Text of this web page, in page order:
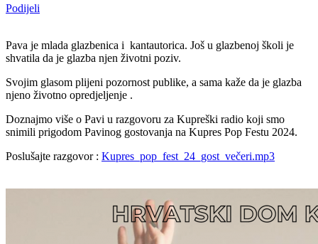
Podijeli
Pava je mlada glazbenica i kantautorica. Još u glazbenoj školi je
shvatila da je glazba njen životni poziv.
Svojim glasom plijeni pozornost publike, a sama kaže da je glazba
njeno životno opredjeljenje .
Doznajmo više o Pavi u razgovoru za Kupreški radio koji smo
snimili prigodom Pavinog gostovanja na Kupres Pop Festu 2024.
Poslušajte razgovor : Kupres_pop_fest_24_gost_večeri.mp3